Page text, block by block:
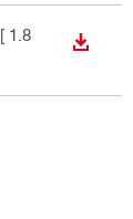
[ 1.8